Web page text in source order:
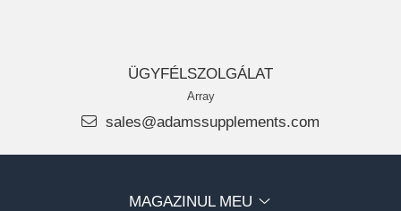
ÜGYFÉLSZOLGÁLAT
Array
sales@adamssupplements.com
MAGAZINUL MEU